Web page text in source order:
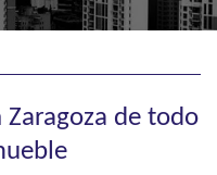
Zaragoza de todo